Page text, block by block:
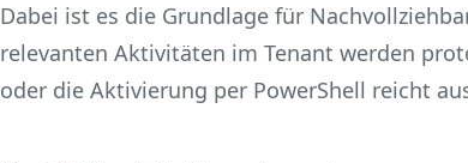
Dabei ist es die Grundlage für
relevanten Aktivitäten im Tenant werden
oder die Aktivierung per PowerShell reicht